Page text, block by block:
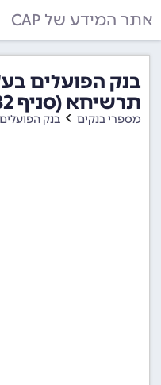
אתר המידע של CAP
בנק הפועלים
תרשיחא (סניף 732)
מספרי בנקים בנק